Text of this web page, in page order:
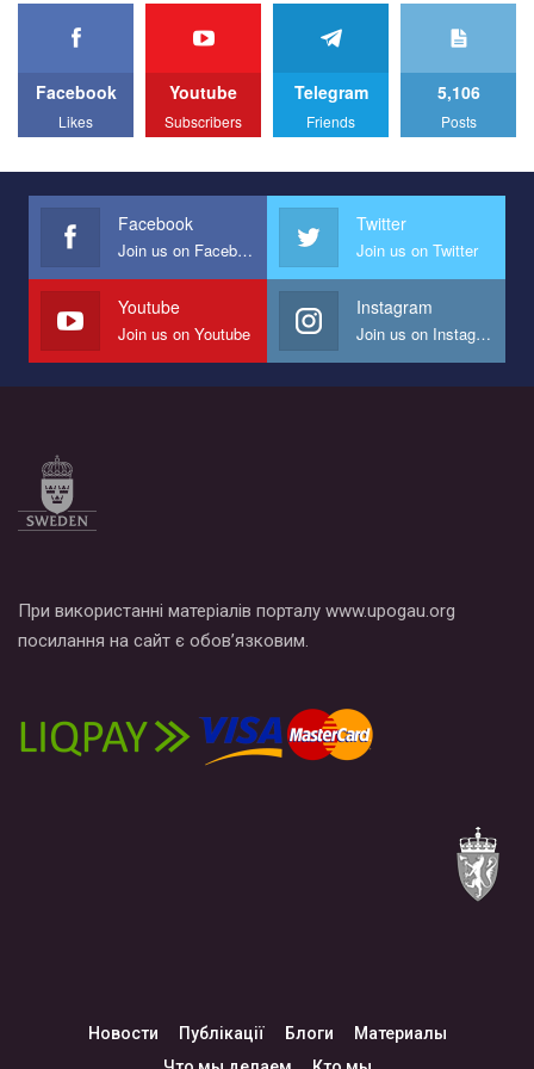
Facebook
Likes
Youtube
Subscribers
Telegram
Friends
5,106
Posts
Facebook
Join us on Facebook
Twitter
Join us on Twitter
Youtube
Join us on Youtube
Instagram
Join us on Instagram
При використанні матеріалів порталу www.upogau.org
посилання на сайт є обов’язковим.
Новости Публікації Блоги
Материалы